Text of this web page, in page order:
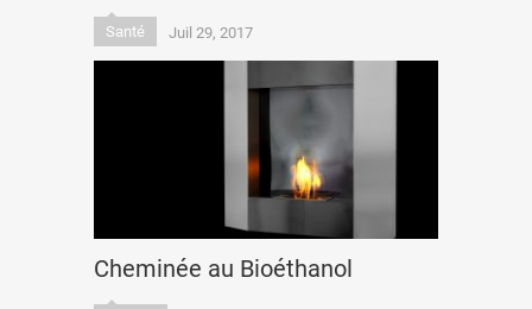
Santé Juil 29, 2017
Cheminée au Bioéthanol